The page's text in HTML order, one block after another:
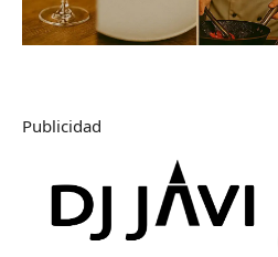
Publicidad